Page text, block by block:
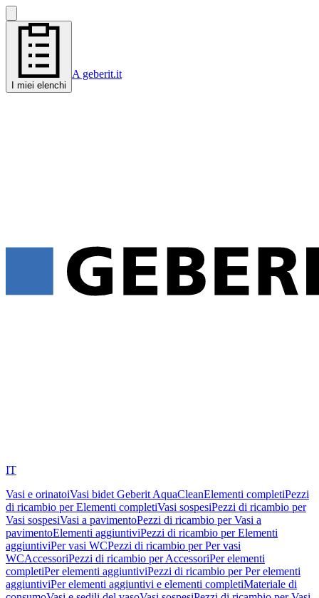
I miei elenchi
A geberit.it
IT
Vasi e orinatoiVasi bidet Geberit AquaCleanElementi completiPezzi
di ricambio per Elementi completiVasi sospesiPezzi di ricambio per
Vasi sospesiVasi a pavimentoPezzi di ricambio per Vasi a
pavimentoElementi aggiuntiviPezzi di ricambio per Elementi
aggiuntiviPer vasi WCPezzi di ricambio per Per vasi
WCAccessoriPezzi di ricambio per AccessoriPer elementi
completiPer elementi aggiuntiviPezzi di ricambio per Per elementi
aggiuntiviPer elementi aggiuntivi e elementi completiMateriale di